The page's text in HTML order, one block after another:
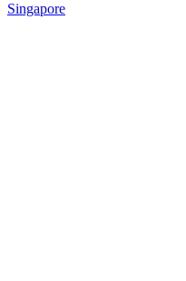
Singapore